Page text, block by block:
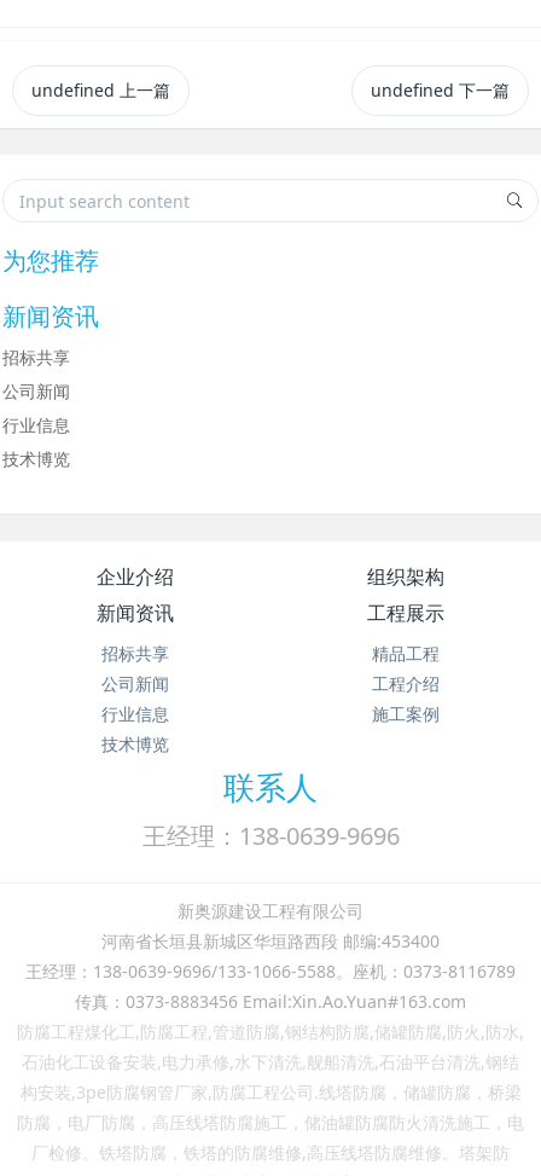
undefined 上一篇 undefined 下一篇
为您推荐
新闻资讯
招标共享
公司新闻
行业信息
技术博览
企业介绍
组织架构
新闻资讯
招标共享
公司新闻
行业信息
技术博览
工程展示
精品工程
工程介绍
施工案例
联系人
王经理：138-0639-9696
新奥源建设工程有限公司
河南省长垣县新城区华垣路西段 邮编:453400
王经理：138-0639-9696/133-1066-5588。座机：0373-8116789
传真：0373-8883456 Email:Xin.Ao.Yuan#163.com
防腐工程煤化工,防腐工程,管道防腐,钢结构防腐,储罐防腐,防火,防水,
石油化工设备安装,电力承修,水下清洗,舰船清洗,石油平台清洗,钢结
构安装,3pe防腐钢管厂家,防腐工程公司.线塔防腐，储罐防腐，桥梁
防腐，电厂防腐，高压线塔防腐施工，储油罐防腐防火清洗施工，电
厂检修。铁塔防腐，铁塔的防腐维修,高压线塔防腐维修。塔架防